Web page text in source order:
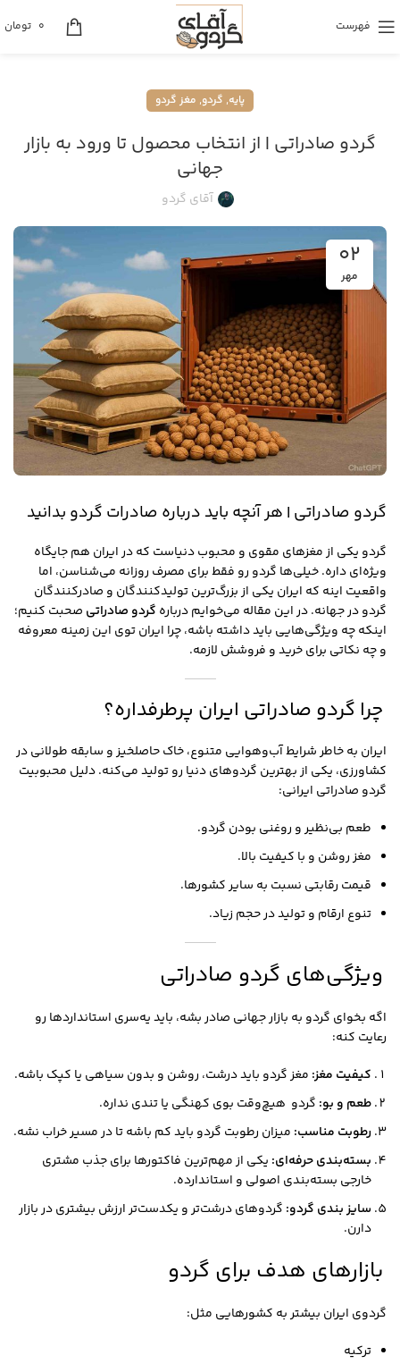
فهرست 0 تومان
پایه, گردو, مغز گردو
گردو صادراتی | از انتخاب محصول تا ورود به بازار
جهانی
آقای گردو
02
مهر
گردو صادراتی | هر آنچه باید درباره صادرات گردو بدانید
گردو یکی از مغزهای مقوی و محبوب دنیاست که در ایران هم جایگاه
ویژه‌ای داره. خیلی‌ها گردو رو فقط برای مصرف روزانه می‌شناسن، اما
واقعیت اینه که ایران یکی از بزرگ‌ترین تولیدکنندگان و صادرکنندگان
گردو در جهانه. در این مقاله می‌خوایم درباره گردو صادراتی صحبت کنیم؛
اینکه چه ویژگی‌هایی باید داشته باشه، چرا ایران توی این زمینه معروفه
و چه نکاتی برای خرید و فروشش لازمه.
چرا گردو صادراتی ایران پرطرفداره؟
ایران به خاطر شرایط آب‌وهوایی متنوع، خاک حاصلخیز و سابقه طولانی در
کشاورزی، یکی از بهترین گردوهای دنیا رو تولید می‌کنه. دلیل محبوبیت
گردو صادراتی ایرانی:
طعم بی‌نظیر و روغنی بودن گردو.
مغز روشن و با کیفیت بالا.
قیمت رقابتی نسبت به سایر کشورها.
تنوع ارقام و تولید در حجم زیاد.
ویژگی‌های گردو صادراتی
اگه بخوای گردو به بازار جهانی صادر بشه، باید یه‌سری استانداردها رو
رعایت کنه:
کیفیت مغز: مغز گردو باید درشت، روشن و بدون سیاهی یا کپک باشه.
طعم و بو: گردو هیچ‌وقت بوی کهنگی یا تندی نداره.
رطوبت مناسب: میزان رطوبت گردو باید کم باشه تا در مسیر خراب نشه.
بسته‌بندی حرفه‌ای: یکی از مهم‌ترین فاکتورها برای جذب مشتری
خارجی بسته‌بندی اصولی و استاندارده.
سایز بندی گردو: گردوهای درشت‌تر و یکدست‌تر ارزش بیشتری در بازار
دارن.
بازارهای هدف برای گردو
گردوی ایران بیشتر به کشورهایی مثل:
ترکیه